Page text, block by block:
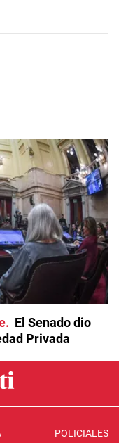
El Senado dio
Privada
POLICIALES